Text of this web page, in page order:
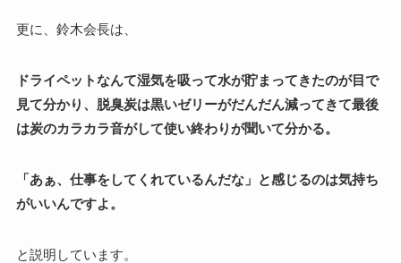
更に、鈴木会長は、
ドライペットなんて湿気を吸って水が貯まってきたのが目で
見て分かり、脱臭炭は黒いゼリーがだんだん減ってきて最後
は炭のカラカラ音がして使い終わりが聞いて分かる。
「あぁ、仕事をしてくれているんだな」と感じるのは気持ち
がいいんですよ。
と説明しています。